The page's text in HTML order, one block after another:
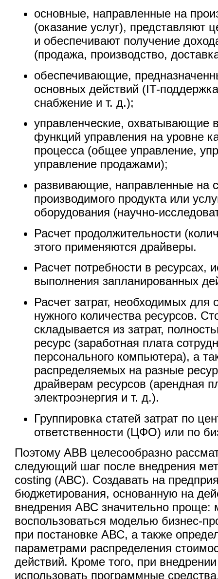
основные, направленные на
(оказание услуг), представляют
и обеспечивают получение
(продажа, производство,
обеспечивающие,
основных действий (IT-
снабжение и т. д.);
управленческие, охватывающие
функций управления на уровне
процесса (общее управление,
управление продажами);
развивающие, направленные на
производимого продукта или
оборудования (научно-
Расчет продолжительности
этого применяются драйверы.
Расчет потребности в ресурсах,
выполнения запланированных
Расчет затрат, необходимых для
нужного количества ресурсов.
складывается из затрат,
ресурс (заработная плата
персонального компьютера), а
распределяемых на разные
драйверам ресурсов (арендная
электроэнергия и т. д.).
Группировка статей затрат по
ответственности (ЦФО) или по
Поэтому АВВ целесообразно
следующий шаг после внедрения
costing (АВС). Создавать на
бюджетирования, основанную на
внедрения АВС значительно проще:
воспользоваться моделью бизнес-
при постановке АВС, а также
параметрами распределения
действий. Кроме того, при
использовать программные